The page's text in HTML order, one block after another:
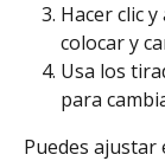
Hacer clic
colocar y
Usa los
para
Puedes